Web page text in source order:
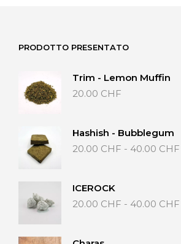
PRODOTTO PRESENTATO
Trim - Lemon Muffin
20.00 CHF
Hashish - Bubblegum
20.00 CHF - 40.00 CHF
ICEROCK
20.00 CHF - 40.00 CHF